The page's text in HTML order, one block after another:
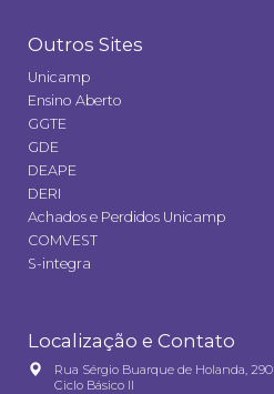
Outros Sites
Unicamp
Ensino Aberto
GGTE
GDE
DEAPE
DERI
Achados e Perdidos Unicamp
COMVEST
S-integra
Localização e Contato
Rua Sérgio Buarque de Holanda, 290
Ciclo Básico II